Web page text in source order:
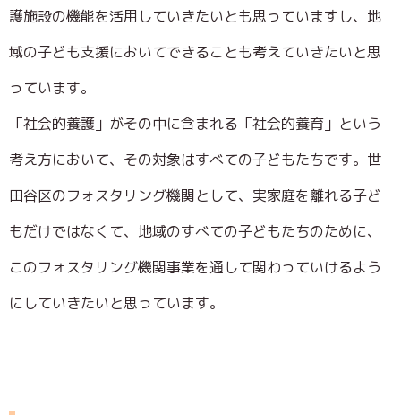
護施設の機能を活用していきたいとも思っていますし、地
域の子ども支援においてできることも考えていきたいと思
っています。
「社会的養護」がその中に含まれる「社会的養育」という
考え方において、その対象はすべての子どもたちです。世
田谷区のフォスタリング機関として、実家庭を離れる子ど
もだけではなくて、地域のすべての子どもたちのために、
このフォスタリング機関事業を通して関わっていけるよう
にしていきたいと思っています。